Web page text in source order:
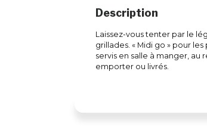
Description
Laissez-vous tenter par le
grillades. « Midi go » pour
servis en salle à manger, au
emporter ou livrés.